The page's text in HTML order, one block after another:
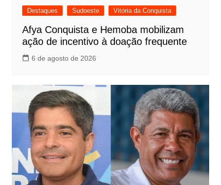
Destaques Sudoeste Vitória da Conquista
Afya Conquista e Hemoba mobilizam
ação de incentivo à doação frequente
6 de agosto de 2026